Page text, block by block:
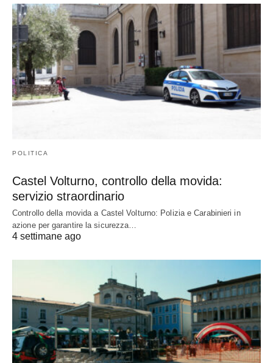
POLITICA
Castel Volturno, controllo della movida:
servizio straordinario
Controllo della movida a Castel Volturno: Polizia e Carabinieri in
azione per garantire la sicurezza…
4 settimane ago